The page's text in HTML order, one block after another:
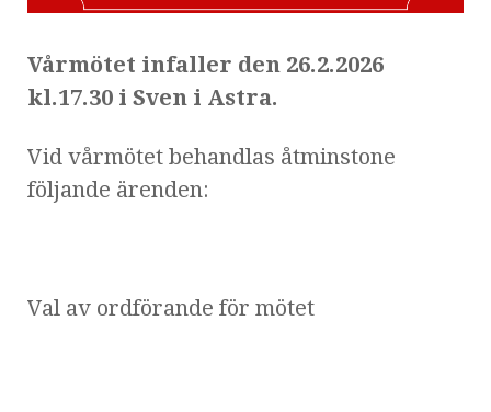
Vårmötet infaller den 26.2.2026
kl.17.30 i Sven i Astra.
Vid vårmötet behandlas åtminstone
följande ärenden:
Val av ordförande för mötet